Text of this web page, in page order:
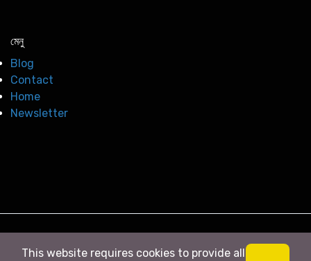
মেনু
Blog
Contact
Home
Newsletter
This website requires cookies to provide all